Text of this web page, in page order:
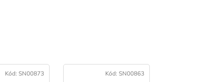
Kód:SN00873 Kód: SN00863